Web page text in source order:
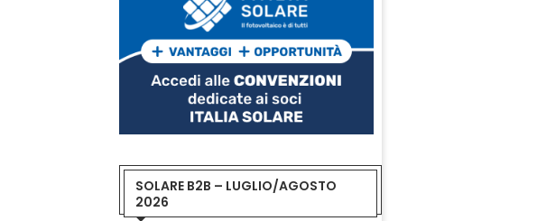
SOLARE B2B – LUGLIO/AGOSTO
2026